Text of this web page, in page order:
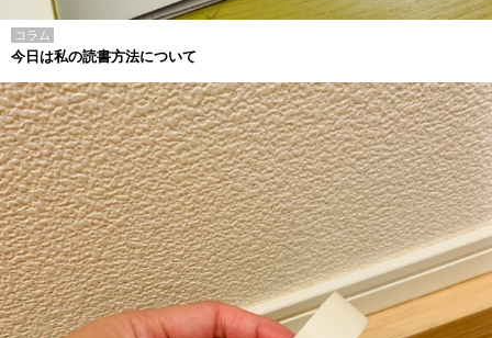
コラム
今日は私の読書方法について